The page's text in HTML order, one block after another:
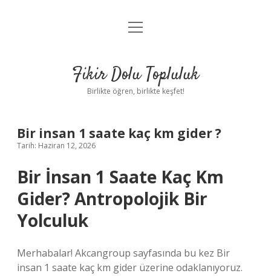
Anasayfa
Yasal Uyarı
menüyü
Fikir Dolu Topluluk
Birlikte öğren, birlikte keşfet!
Bir insan 1 saate kaç km gider ?
Tarih: Haziran 12, 2026
Bir İnsan 1 Saate Kaç Km
Gider? Antropolojik Bir
Yolculuk
Merhabalar! Akcangroup sayfasında bu kez Bir
insan 1 saate kaç km gider üzerine odaklanıyoruz.